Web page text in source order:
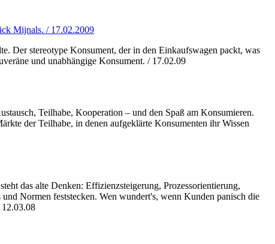
Mijnals. / 17.02.2009
Der stereotype Konsument, der in den Einkaufswagen packt, was
und unabhängige Konsument. / 17.02.09
Teilhabe, Kooperation – und den Spaß am Konsumieren.
der Teilhabe, in denen aufgeklärte Konsumenten ihr Wissen
das alte Denken: Effizienzsteigerung, Prozessorientierung,
Normen feststecken. Wen wundert's, wenn Kunden panisch die